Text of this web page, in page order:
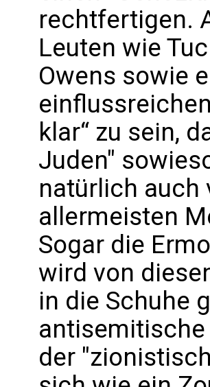
rechtfertigen.
Leuten wie
Owens sowie
klar“ zu sein,
Juden"
natürlich auch
allermeisten
Sogar die
wird von
in die Schuhe
der